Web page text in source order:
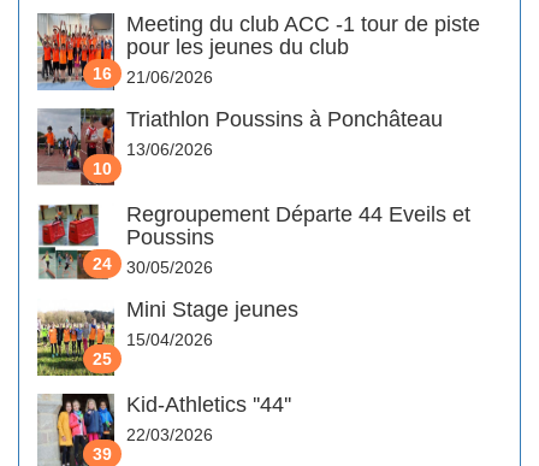
16
Meeting du club ACC -1 tour de piste
pour les jeunes du club
21/06/2026
10
Triathlon Poussins à Ponchâteau
13/06/2026
24
Regroupement Départe 44 Eveils et
Poussins
30/05/2026
25
Mini Stage jeunes
15/04/2026
39
Kid-Athletics ''44''
22/03/2026